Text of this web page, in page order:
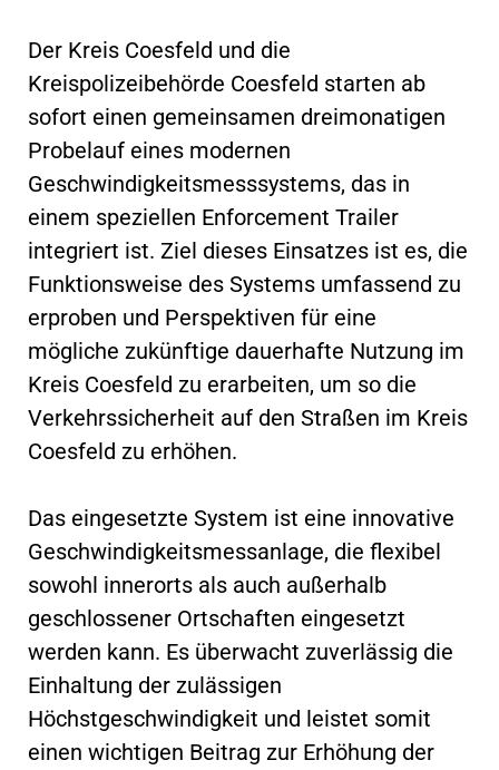
Der Kreis Coesfeld und die
Kreispolizeibehörde Coesfeld starten ab
sofort einen gemeinsamen dreimonatigen
Probelauf eines modernen
Geschwindigkeitsmesssystems, das in
einem speziellen Enforcement Trailer
integriert ist. Ziel dieses Einsatzes ist es, die
Funktionsweise des Systems umfassend zu
erproben und Perspektiven für eine
mögliche zukünftige dauerhafte Nutzung im
Kreis Coesfeld zu erarbeiten, um so die
Verkehrssicherheit auf den Straßen im Kreis
Coesfeld zu erhöhen.
Das eingesetzte System ist eine innovative
Geschwindigkeitsmessanlage, die flexibel
sowohl innerorts als auch außerhalb
geschlossener Ortschaften eingesetzt
werden kann. Es überwacht zuverlässig die
Einhaltung der zulässigen
Höchstgeschwindigkeit und leistet somit
einen wichtigen Beitrag zur Erhöhung der